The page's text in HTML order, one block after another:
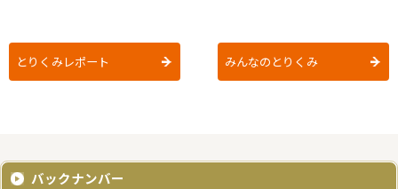
とりくみレポート みんなのとりくみ
バックナンバー